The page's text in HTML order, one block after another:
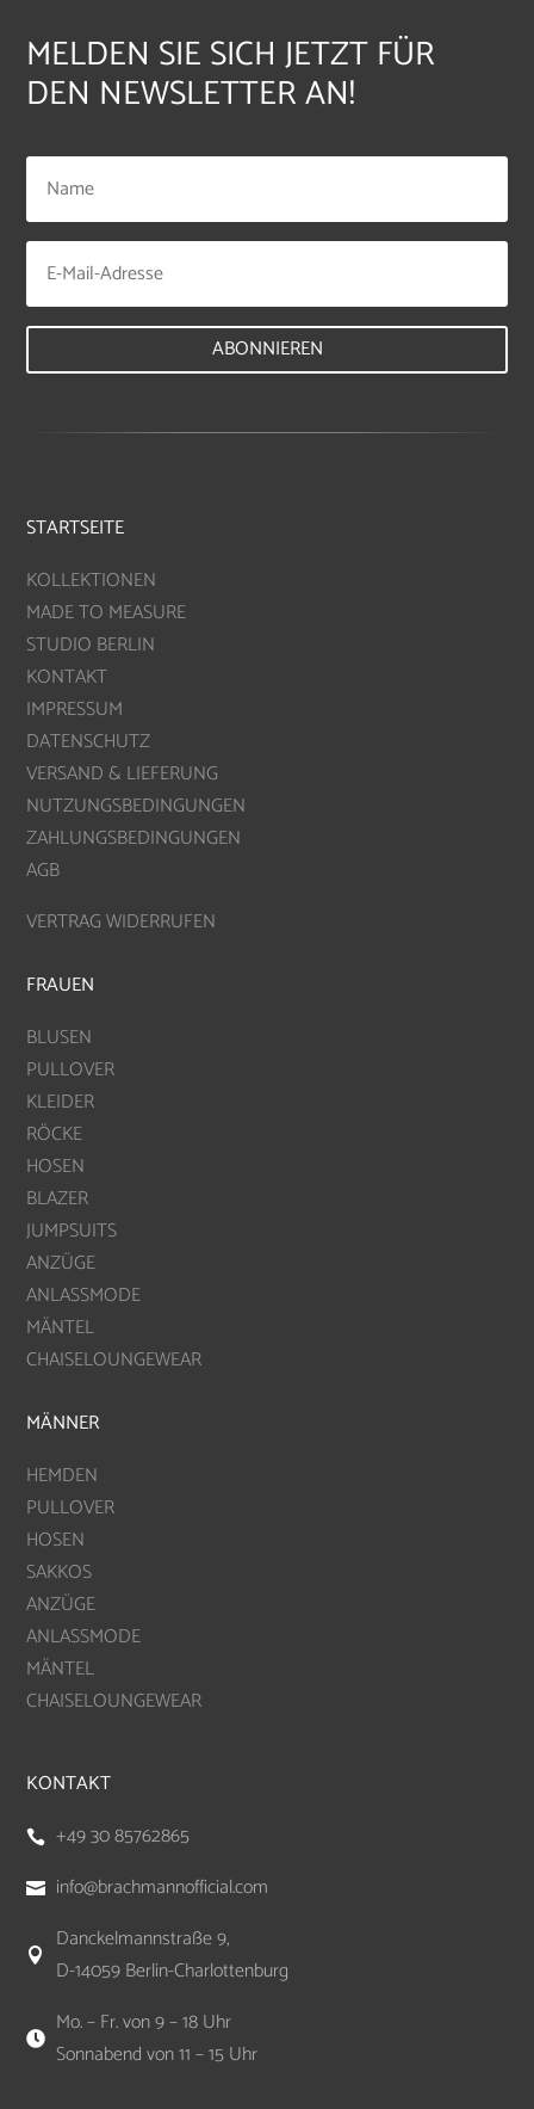
MELDEN SIE SICH JETZT FÜR
DEN NEWSLETTER AN!
ABONNIEREN
STARTSEITE
KOLLEKTIONEN
MADE TO MEASURE
STUDIO BERLIN
KONTAKT
IMPRESSUM
DATENSCHUTZ
VERSAND & LIEFERUNG
NUTZUNGSBEDINGUNGEN
ZAHLUNGSBEDINGUNGEN
AGB
VERTRAG WIDERRUFEN
FRAUEN
BLUSEN
PULLOVER
KLEIDER
RÖCKE
HOSEN
BLAZER
JUMPSUITS
ANZÜGE
ANLASSMODE
MÄNTEL
CHAISELOUNGEWEAR
MÄNNER
HEMDEN
PULLOVER
HOSEN
SAKKOS
ANZÜGE
ANLASSMODE
MÄNTEL
CHAISELOUNGEWEAR
KONTAKT
 +49 30 85762865
 info@brachmannofficial.com

Danckelmannstraße 9,
D-14059 Berlin-Charlottenburg

Mo. – Fr. von 9 – 18 Uhr
Sonnabend von 11 – 15 Uhr